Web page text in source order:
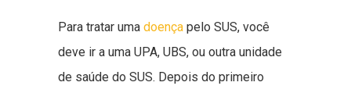
Para tratar uma doença pelo SUS, você
deve ir a uma UPA, UBS, ou outra unidade
de saúde do SUS. Depois do primeiro